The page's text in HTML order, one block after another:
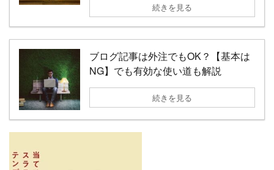
続きを見る
ブログ記事は外注でもOK？【基本は
NG】でも有効な使い道も解説
続きを見る